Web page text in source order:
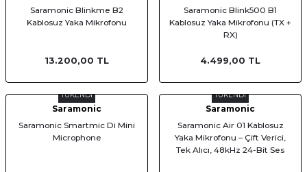
Saramonic Blinkme B2
Kablosuz Yaka Mikrofonu
13.200,00 TL
Saramonic Blink500 B1
Kablosuz Yaka Mikrofonu (TX +
RX)
4.499,00 TL
TÜKENDİ
Saramonic
Saramonic Smartmic Di Mini
Microphone
TÜKENDİ
Saramonic
Saramonic Air 01 Kablosuz
Yaka Mikrofonu – Çift Verici,
Tek Alıcı, 48kHz 24-Bit Ses